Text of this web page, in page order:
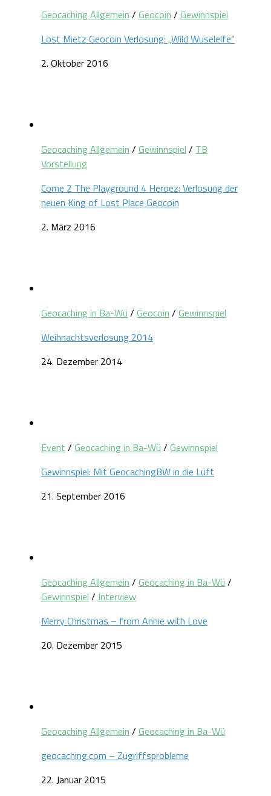
Geocaching Allgemein / Geocoin / Gewinnspiel
Lost Mietz Geocoin Verlosung: „Wild Wuselelfe“
2. Oktober 2016
Geocaching Allgemein / Gewinnspiel / TB
Vorstellung
Come 2 The Playground 4 Heroez: Verlosung der
neuen King of Lost Place Geocoin
2. März 2016
Geocaching in Ba-Wü / Geocoin / Gewinnspiel
Weihnachtsverlosung 2014
24. Dezember 2014
Event / Geocaching in Ba-Wü / Gewinnspiel
Gewinnspiel: Mit GeocachingBW in die Luft
21. September 2016
Geocaching Allgemein / Geocaching in Ba-Wü /
Gewinnspiel / Interview
Merry Christmas – from Annie with Love
20. Dezember 2015
Geocaching Allgemein / Geocaching in Ba-Wü
geocaching.com – Zugriffsprobleme
22. Januar 2015